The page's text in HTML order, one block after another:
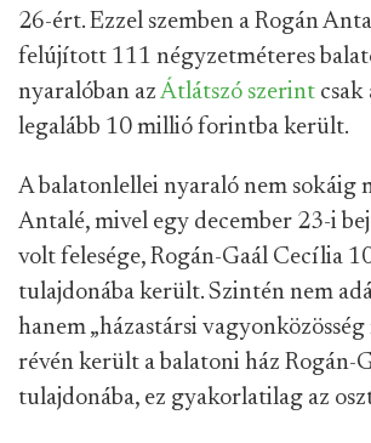
26-ért. Ezzel szemben a Rogán
felújított 111 négyzetméteres
nyaralóban az Átlátszó szerint csak
legalább 10 millió forintba került.
A balatonlellei nyaraló nem sokáig
Antalé, mivel egy december 23-i
volt felesége, Rogán-Gaál Cecília
tulajdonába került. Szintén nem
hanem „házastársi vagyonközösség
révén került a balatoni ház Rogán-
tulajdonába, ez gyakorlatilag az